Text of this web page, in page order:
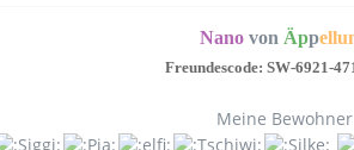
Nano von Äpp
Freundescode: SW-6921-
Meine Bewohner